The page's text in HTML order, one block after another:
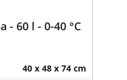
- 60 l - 0-40 °C
40 x 48 x 74 cm